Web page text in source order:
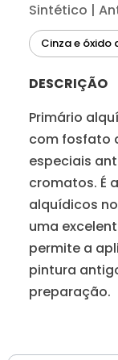
Sintético |
Cinza e óxido
DESCRIÇÃO
Primário
com fosfato
especiais
cromatos. É
alquídicos
uma
permite a
pintura
preparação.